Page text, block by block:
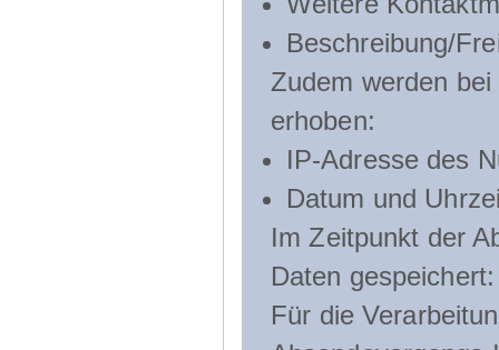
Beschreibung/
Zudem werden
erhoben:
IP-Adresse des
Datum und
Im Zeitpunkt der
Daten gespeichert:
Für die